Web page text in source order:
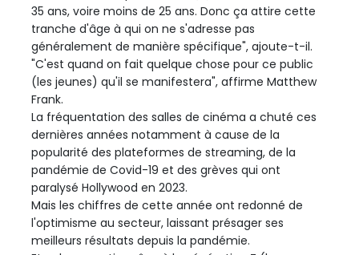
35 ans, voire moins de 25 ans. Donc ça attire cette
tranche d'âge à qui on ne s'adresse pas
généralement de manière spécifique", ajoute-t-il.
"C'est quand on fait quelque chose pour ce public
(les jeunes) qu'il se manifestera", affirme Matthew
Frank.
La fréquentation des salles de cinéma a chuté ces
dernières années notamment à cause de la
popularité des plateformes de streaming, de la
pandémie de Covid-19 et des grèves qui ont
paralysé Hollywood en 2023.
Mais les chiffres de cette année ont redonné de
l'optimisme au secteur, laissant présager ses
meilleurs résultats depuis la pandémie.